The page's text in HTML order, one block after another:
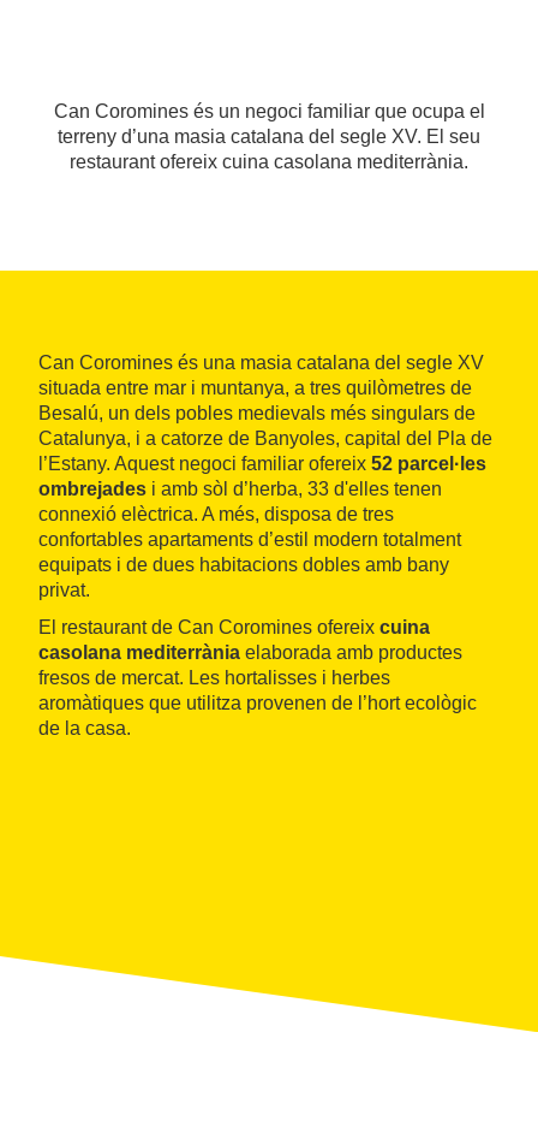
Can Coromines és un negoci familiar que ocupa el
terreny d’una masia catalana del segle XV. El seu
restaurant ofereix cuina casolana mediterrània.
Can Coromines és una masia catalana del segle XV
situada entre mar i muntanya, a tres quilòmetres de
Besalú, un dels pobles medievals més singulars de
Catalunya, i a catorze de Banyoles, capital del Pla de
l’Estany. Aquest negoci familiar ofereix 52 parcel·les
ombrejades i amb sòl d’herba, 33 d'elles tenen
connexió elèctrica. A més, disposa de tres
confortables apartaments d’estil modern totalment
equipats i de dues habitacions dobles amb bany
privat.
El restaurant de Can Coromines ofereix cuina
casolana mediterrània elaborada amb productes
fresos de mercat. Les hortalisses i herbes
aromàtiques que utilitza provenen de l’hort ecològic
de la casa.